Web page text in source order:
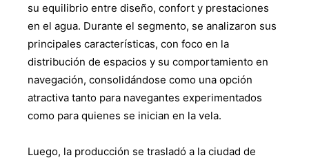
su equilibrio entre diseño, confort y prestaciones
en el agua. Durante el segmento, se analizaron sus
principales características, con foco en la
distribución de espacios y su comportamiento en
navegación, consolidándose como una opción
atractiva tanto para navegantes experimentados
como para quienes se inician en la vela.
Luego, la producción se trasladó a la ciudad de